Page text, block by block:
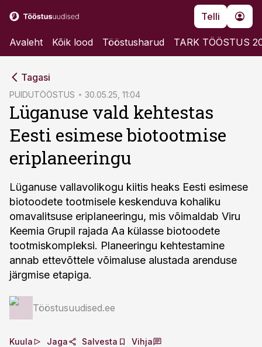
Telli
Avaleht Kõik lood Tööstusharud TARK TÖÖSTUS
Tagasi
PUIDUTÖÖSTUS 30.05.25, 11:04
Lüganuse vald kehtestas
Eesti esimese biotootmise
eriplaneeringu
Lüganuse vallavolikogu kiitis heaks Eesti esimese
biotoodete tootmisele keskenduva kohaliku
omavalitsuse eriplaneeringu, mis võimaldab Viru
Keemia Grupil rajada Aa külasse biotoodete
tootmiskompleksi. Planeeringu kehtestamine
annab ettevõttele võimaluse alustada arenduse
järgmise etapiga.
Tööstusuudised.ee
Kuula Jaga Salvesta Vihja